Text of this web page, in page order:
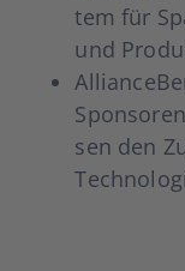
tem für
und
sen den